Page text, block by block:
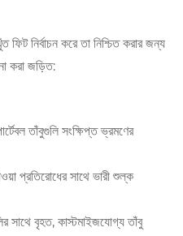
ফিট নির্বাচন করে তা নিশ্চিত করার জন্য
করা জড়িত:
তাঁবুগুলি সংক্ষিপ্ত ভ্রমণের
প্রতিরোধের সাথে ভারী শুল্ক
সাথে বৃহত, কাস্টমাইজযোগ্য তাঁবু